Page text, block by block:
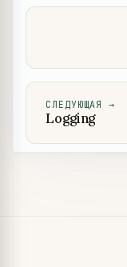
СЛЕДУЮЩАЯ →
Logging